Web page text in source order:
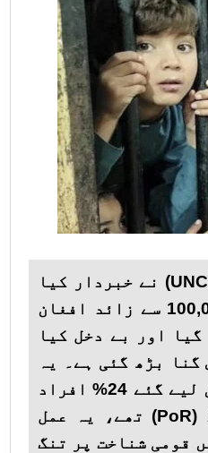
اقوام متحدہ کے پناہ گزینوں کے کمشنر (UNCHR) نے خبردار کیا
ہے کہ سال 2025 کے پہلے دس مہینوں میں 100,000 سے زائد افغان
اور بے دخل کیا
بڑھ گئی ہے۔ یہ
تشویشناک رپورٹ ظاہر کرتی ہے کہ حراست میں لیے گئے 24% افراد
کے پاس پناہ گزینوں کی رجسٹریشن کے کارڈ (PoR) تھے، یہ عمل
قومی شناخت پر تنگ